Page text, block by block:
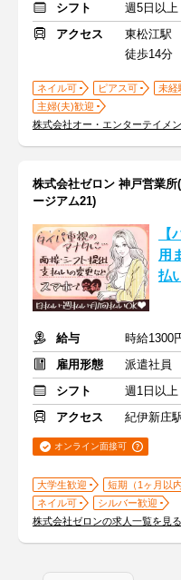
シフト
週5日以
アクセス
東松江駅
徒歩14分
ネイル可 ピアス可 未経
主婦(夫)歓迎
株式会社オー・エンターテイメ
株式会社ゼロン 神戸営業
ージアム21)
用
払
給与
時給1300
雇用形態
派遣社員
シフト
週1日以
アクセス
紀伊新庄
オンライン面接可
大学生歓迎 短期（1ヶ月以内
ネイル可
シルバー歓迎
株式会社ゼロンの求人一覧を見る